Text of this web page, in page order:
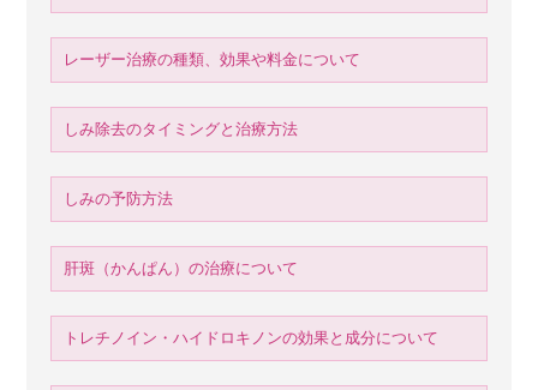
レーザー治療の種類、効果や料金について
しみ除去のタイミングと治療方法
しみの予防方法
肝斑（かんぱん）の治療について
トレチノイン・ハイドロキノンの効果と成分について